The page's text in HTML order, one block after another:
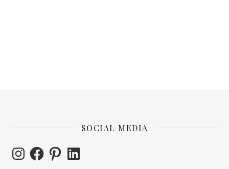
SOCIAL MEDIA